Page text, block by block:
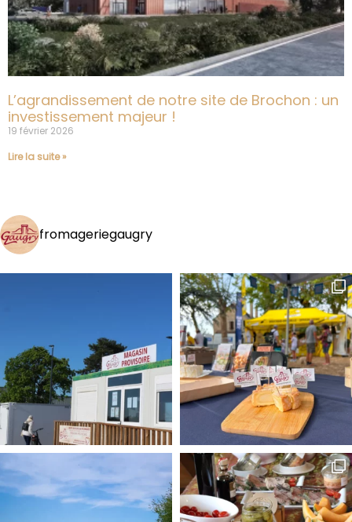
L’agrandissement de notre site de Brochon : un
investissement majeur !
19 février 2026
Lire la suite »
fromageriegaugry